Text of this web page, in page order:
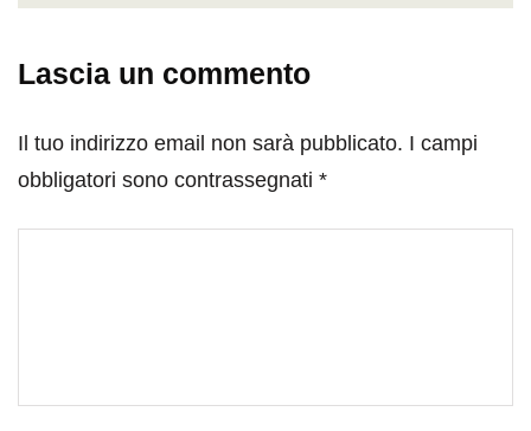
Lascia un commento
Il tuo indirizzo email non sarà pubblicato. I campi
obbligatori sono contrassegnati *